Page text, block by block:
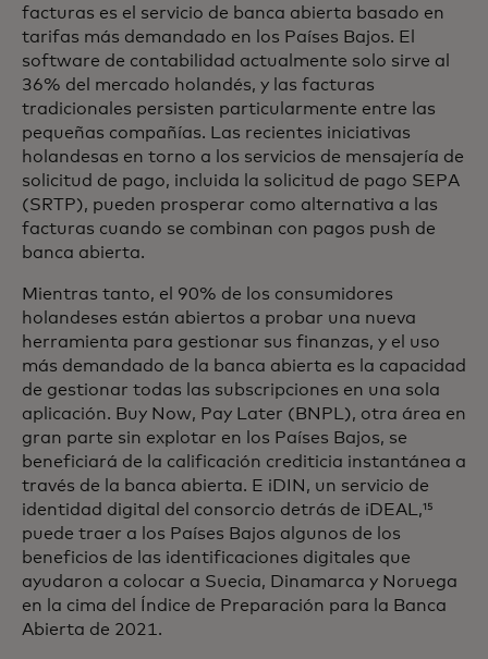
facturas es el servicio de banca abierta basado en
tarifas más demandado en los Países Bajos. El
software de contabilidad actualmente solo sirve al
36% del mercado holandés, y las facturas
tradicionales persisten particularmente entre las
pequeñas compañías. Las recientes iniciativas
holandesas en torno a los servicios de mensajería de
solicitud de pago, incluida la solicitud de pago SEPA
(SRTP), pueden prosperar como alternativa a las
facturas cuando se combinan con pagos push de
banca abierta.
Mientras tanto, el 90% de los consumidores
holandeses están abiertos a probar una nueva
herramienta para gestionar sus finanzas, y el uso
más demandado de la banca abierta es la capacidad
de gestionar todas las subscripciones en una sola
aplicación. Buy Now, Pay Later (BNPL), otra área en
gran parte sin explotar en los Países Bajos, se
beneficiará de la calificación crediticia instantánea a
través de la banca abierta. E iDIN, un servicio de
identidad digital del consorcio detrás de iDEAL,¹⁵
puede traer a los Países Bajos algunos de los
beneficios de las identificaciones digitales que
ayudaron a colocar a Suecia, Dinamarca y Noruega
en la cima del Índice de Preparación para la Banca
Abierta de 2021.